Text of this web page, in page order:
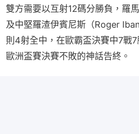
雙方需要以互射12碼分勝負，羅
及中堅羅渣伊賓尼斯（Roger
則4射全中，在歐霸盃決賽中7戰
歐洲盃賽決賽不敗的神話告終。